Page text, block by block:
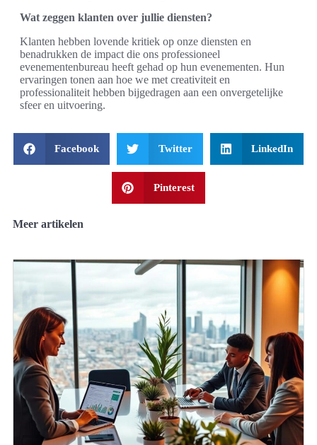
Wat zeggen klanten over jullie diensten?
Klanten hebben lovende kritiek op onze diensten en
benadrukken de impact die ons professioneel
evenementenbureau heeft gehad op hun evenementen. Hun
ervaringen tonen aan hoe we met creativiteit en
professionaliteit hebben bijgedragen aan een onvergetelijke
sfeer en uitvoering.
Facebook Twitter LinkedIn
Pinterest
Meer artikelen